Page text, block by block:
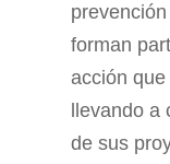
forman
acción
llevando a
de sus